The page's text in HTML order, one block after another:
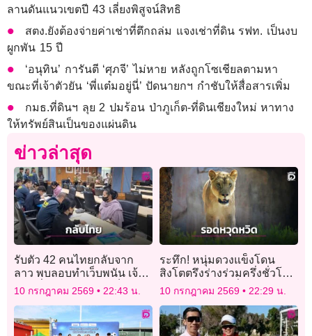
ลานดันแนวเขตปี 43 เลี่ยงพิสูจน์สิทธิ
สตง.ยังต้องจ่ายค่าเช่าที่ตึกถล่ม แจงเช่าที่ดิน รฟท. เป็นงบ
ผูกพัน 15 ปี
‘อนุทิน’ การันตี ‘ศุภจี’ ไม่หาย หลังถูกโซเชียลตามหา
ขณะที่เจ้าตัวยัน ‘พี่แต๋มอยู่นี่’ ปัดนายกฯ กำชับให้สื่อสารเพิ่ม
กมธ.ที่ดินฯ ลุย 2 ปมร้อน ป่าภูเก็ต-ที่ดินเชียงใหม่ หาทาง
ให้ทรัพย์สินเป็นของแผ่นดิน
ข่าวล่าสุด
รับตัว 42 คนไทยกลับจาก
ลาว พบลอบทำเว็บพนัน เจ้า
หน้าที่คัดกรองไม่พบเป็น
เหยื่อค้ามนุษย์
10 กรกฎาคม 2569 22:43 น.
ระทึก! หนุ่มดวงแข็งโดน
สิงโตตรึงร่างร่วมครึ่งชั่วโมง
รอดตายเพราะเสี่ยง “ลูบหัว”
ปลอบให้มันใจเย็น
10 กรกฎาคม 2569 22:29 น.